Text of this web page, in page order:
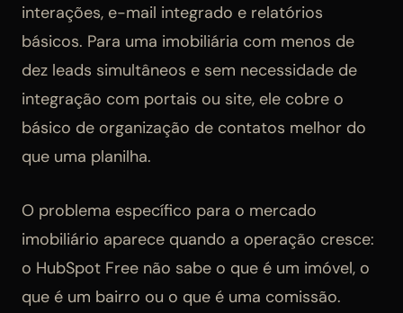
interações, e-mail integrado e relatórios
básicos. Para uma imobiliária com menos de
dez leads simultâneos e sem necessidade de
integração com portais ou site, ele cobre o
básico de organização de contatos melhor do
que uma planilha.
O problema específico para o mercado
imobiliário aparece quando a operação cresce:
o HubSpot Free não sabe o que é um imóvel, o
que é um bairro ou o que é uma comissão.